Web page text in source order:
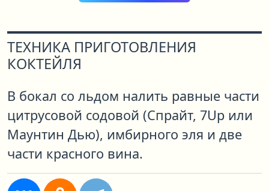
ТЕХНИКА ПРИГОТОВЛЕНИЯ
КОКТЕЙЛЯ
В бокал со льдом налить равные части
цитрусовой содовой (Спрайт, 7Up или
Маунтин Дью), имбирного эля и две
части красного вина.